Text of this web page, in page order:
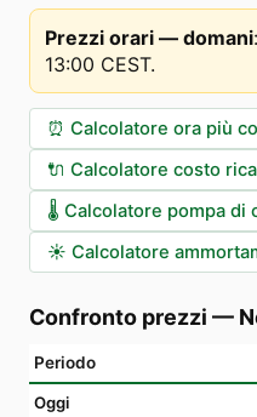
Prezzi orari — domani:
13:00 CEST.
⏰ Calcolatore ora più
🔌 Calcolatore costo
🌡️ Calcolatore pompa di
☀️ Calcolatore
Confronto prezzi —
Periodo
Oggi